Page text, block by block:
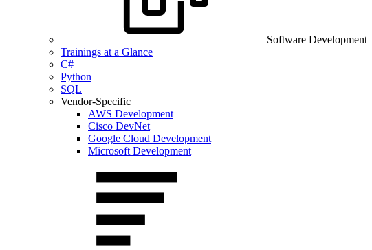
Software Development
Trainings at a Glance
C#
Python
SQL
Vendor-Specific
AWS Development
Cisco DevNet
Google Cloud Development
Microsoft Development